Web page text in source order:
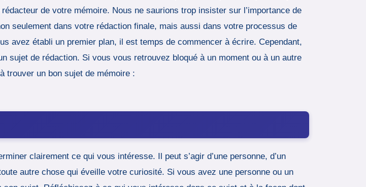
de votre mémoire. Nous ne saurions trop insister sur l’importance de
seulement dans votre rédaction finale, mais aussi dans votre processus de
avez établi un premier plan, il est temps de commencer à écrire. Cependant,
sujet de rédaction. Si vous vous retrouvez bloqué à un moment ou à un autre
trouver un bon sujet de mémoire :
clairement ce qui vous intéresse. Il peut s’agir d’une personne, d’un
autre chose qui éveille votre curiosité. Si vous avez une personne ou un